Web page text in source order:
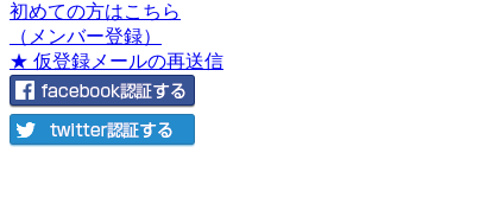
初めての方はこちら
（メンバー登録）
★ 仮登録メールの再送信